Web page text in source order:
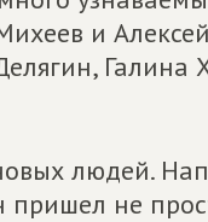
и
Галина
людей.
не